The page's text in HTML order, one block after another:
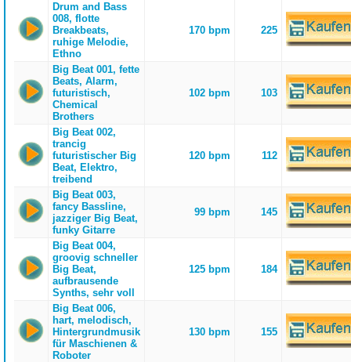
Drum and Bass
008, flotte
Breakbeats,
ruhige Melodie,
Ethno
170 bpm 225
Big Beat 001, fette
Beats, Alarm,
futuristisch,
Chemical
Brothers
102 bpm 103
Big Beat 002,
trancig
futuristischer Big
Beat, Elektro,
treibend
120 bpm 112
Big Beat 003,
fancy Bassline,
jazziger Big Beat,
funky Gitarre
99 bpm 145
Big Beat 004,
groovig schneller
Big Beat,
aufbrausende
Synths, sehr voll
125 bpm 184
Big Beat 006,
hart, melodisch,
Hintergrundmusik
für Maschienen &
Roboter
130 bpm 155